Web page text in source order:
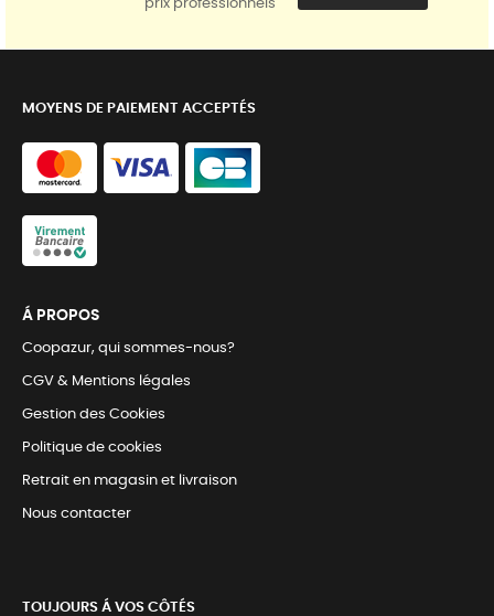
prix professionnels
MOYENS DE PAIEMENT ACCEPTÉS
Á PROPOS
Coopazur, qui sommes-nous?
CGV & Mentions légales
Gestion des Cookies
Politique de cookies
Retrait en magasin et livraison
Nous contacter
TOUJOURS Á VOS CÔTÉS